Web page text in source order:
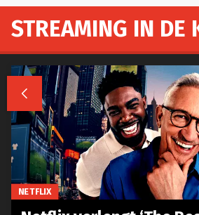
STREAMING IN DE

NETFLIX